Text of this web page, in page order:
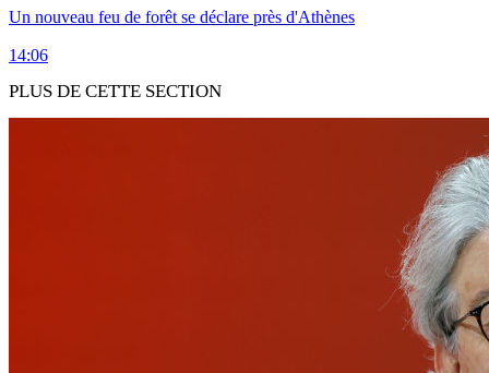
Un nouveau feu de forêt se déclare près d'Athènes
14:06
PLUS DE CETTE SECTION